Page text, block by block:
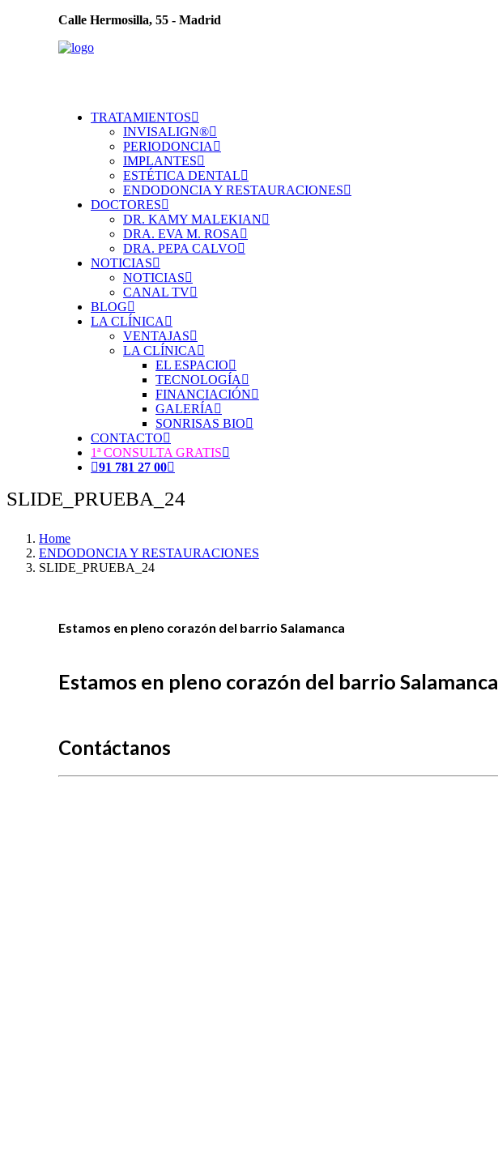
Calle Hermosilla, 55 - Madrid
TRATAMIENTOS
INVISALIGN®
PERIODONCIA
IMPLANTES
ESTÉTICA DENTAL
ENDODONCIA Y RESTAURACIONES
DOCTORES
DR. KAMY MALEKIAN
DRA. EVA M. ROSA
DRA. PEPA CALVO
NOTICIAS
NOTICIAS
CANAL TV
BLOG
LA CLÍNICA
VENTAJAS
LA CLÍNICA
EL ESPACIO
TECNOLOGÍA
FINANCIACIÓN
GALERÍA
SONRISAS BIO
CONTACTO
1ª CONSULTA GRATIS
91 781 27 00
SLIDE_PRUEBA_24
Home
ENDODONCIA Y RESTAURACIONES
SLIDE_PRUEBA_24
Estamos en pleno corazón del barrio Salamanca
Estamos en pleno corazón del barrio Salamanca
Contáctanos